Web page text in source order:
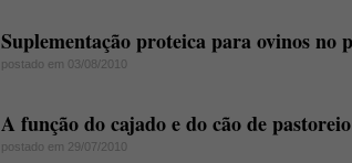
Suplementação proteica para ovinos no
postado em 03/08/2010
A função do cajado e do cão de
postado em 29/07/2010